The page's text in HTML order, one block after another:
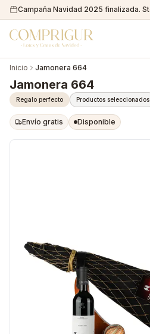
Inicio Jamonera 664
Jamonera 664
Regalo perfecto Productos seleccionados
Envío gratis Disponible